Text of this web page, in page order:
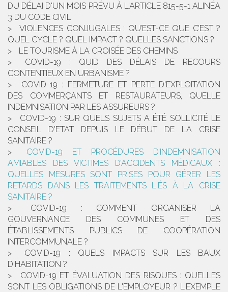
DU DÉLAI D'UN MOIS PRÉVU À L'ARTICLE 815-5-1 ALINÉA
3 DU CODE CIVIL
VIOLENCES CONJUGALES : QU’EST-CE QUE C’EST ?
QUEL CYCLE ? QUEL IMPACT ? QUELLES SANCTIONS ?
LE TOURISME À LA CROISÉE DES CHEMINS
COVID-19 : QUID DES DÉLAIS DE RECOURS
CONTENTIEUX EN URBANISME ?
COVID-19 : FERMETURE ET PERTE D'EXPLOITATION
DES COMMERÇANTS ET RESTAURATEURS, QUELLE
INDEMNISATION PAR LES ASSUREURS ?
COVID-19 : SUR QUELS SUJETS A ÉTÉ SOLLICITÉ LE
CONSEIL D'ETAT DEPUIS LE DÉBUT DE LA CRISE
SANITAIRE ?
COVID-19 ET PROCÉDURES D’INDEMNISATION
AMIABLES DES VICTIMES D’ACCIDENTS MÉDICAUX :
QUELLES MESURES SONT PRISES POUR GÉRER LES
RETARDS DANS LES TRAITEMENTS LIÉS À LA CRISE
SANITAIRE ?
COVID-19 : COMMENT ORGANISER LA
GOUVERNANCE DES COMMUNES ET DES
ÉTABLISSEMENTS PUBLICS DE COOPÉRATION
INTERCOMMUNALE ?
COVID-19 : QUELS IMPACTS SUR LES BAUX
D'HABITATION ?
COVID-19 ET ÉVALUATION DES RISQUES : QUELLES
SONT LES OBLIGATIONS DE L'EMPLOYEUR ? L'EXEMPLE